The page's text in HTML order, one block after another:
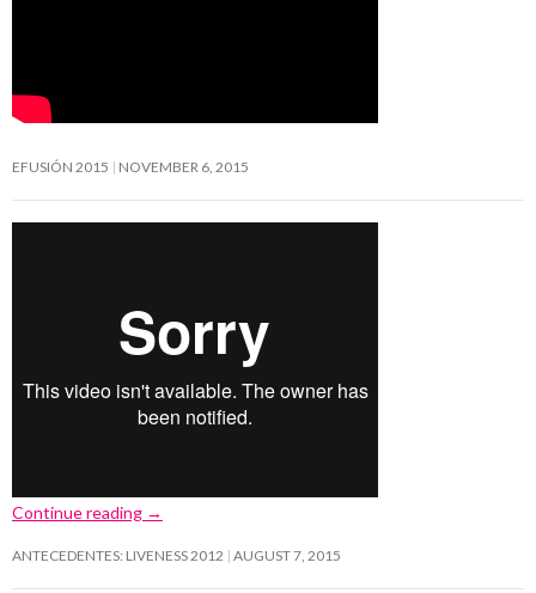
EFUSIÓN 2015 NOVEMBER 6, 2015
Continue reading →
ANTECEDENTES: LIVENESS 2012 AUGUST 7, 2015